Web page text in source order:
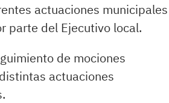
actuaciones municipales
parte del Ejecutivo local.
de mociones
actuaciones